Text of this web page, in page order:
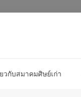
ยวกับสมาคมศิษย์เก่า